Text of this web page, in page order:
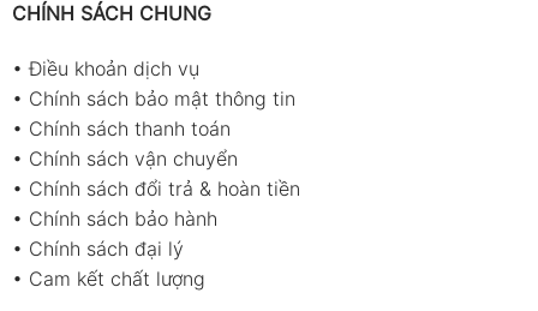
CHÍNH SÁCH CHUNG
•Điều khoản dịch vụ
• Chính sách bảo mật thông tin
• Chính sách thanh toán
• Chính sách vận chuyển
• Chính sách đổi trả & hoàn tiền
• Chính sách bảo hành
• Chính sách đại lý
• Cam kết chất lượng